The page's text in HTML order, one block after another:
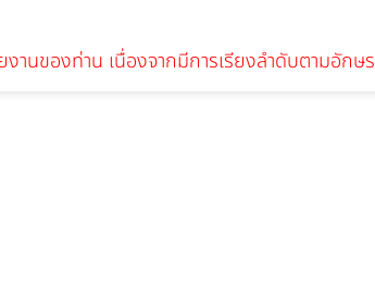
นของท่าน เนื่องจากมีการเรียงลำดับตามอักษร